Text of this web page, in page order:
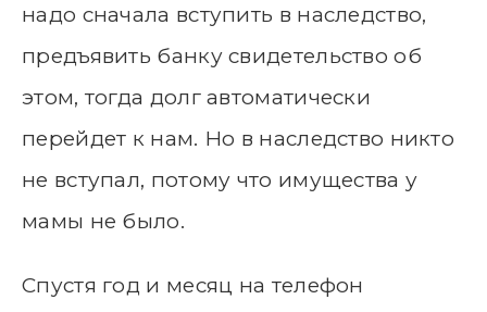
надо сначала вступить в наследство,
предъявить банку свидетельство об
этом, тогда долг автоматически
перейдет к нам. Но в наследство никто
не вступал, потому что имущества у
мамы не было.
Спустя год и месяц на телефон